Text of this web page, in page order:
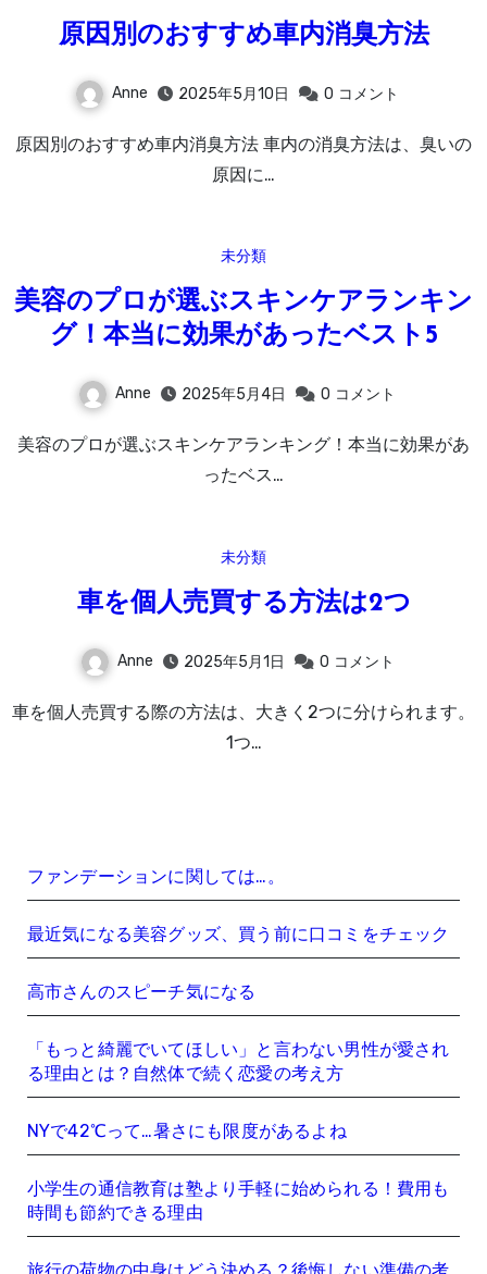
原因別のおすすめ車内消臭方法
Anne 2025年5月10日 0 コメント
原因別のおすすめ車内消臭方法 車内の消臭方法は、臭いの
原因に…
未分類
美容のプロが選ぶスキンケアランキン
グ！本当に効果があったベスト5
Anne 2025年5月4日 0 コメント
美容のプロが選ぶスキンケアランキング！本当に効果があ
ったベス…
未分類
車を個人売買する方法は2つ
Anne 2025年5月1日 0 コメント
車を個人売買する際の方法は、大きく2つに分けられます。
1つ…
ファンデーションに関しては…。
最近気になる美容グッズ、買う前に口コミをチェック
高市さんのスピーチ気になる
「もっと綺麗でいてほしい」と言わない男性が愛され
る理由とは？自然体で続く恋愛の考え方
NYで42℃って…暑さにも限度があるよね
小学生の通信教育は塾より手軽に始められる！費用も
時間も節約できる理由